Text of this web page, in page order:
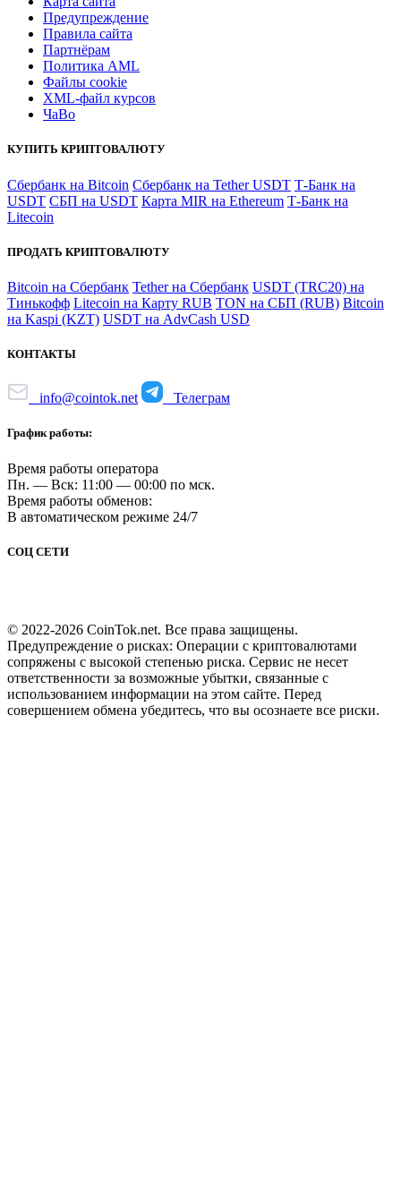
Предупреждение
Правила сайта
Партнёрам
Политика AML
Файлы coоkie
XML-файл курсов
ЧаВо
КУПИТЬ КРИПТОВАЛЮТУ
Сбербанк на Bitcoin Сбербанк на Tether USDT Т-Банк на
USDT СБП на USDT Карта MIR на Ethereum Т-Банк на
Litecoin
ПРОДАТЬ КРИПТОВАЛЮТУ
Bitcoin на Сбербанк Tether на Сбербанк USDT (TRC20) на
Тинькофф Litecoin на Карту RUB TON на СБП (RUB) Bitcoin
на Kaspi (KZT) USDT на AdvCash USD
КОНТАКТЫ
info@cointok.net Телеграм
График работы:
Время работы оператора
Пн. — Вск: 11:00 — 00:00 по мск.
Время работы обменов:
В автоматическом режиме 24/7
СОЦ СЕТИ
© 2022-2026 CoinTok.net. Все права защищены.
Предупреждение о рисках: Операции с криптовалютами
сопряжены с высокой степенью риска. Сервис не несет
ответственности за возможные убытки, связанные с
использованием информации на этом сайте. Перед
совершением обмена убедитесь, что вы осознаете все риски.